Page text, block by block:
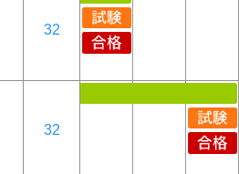
32
32